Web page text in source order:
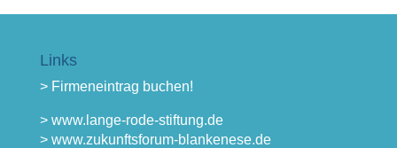
Links
> Firmeneintrag buchen!
> www.lange-rode-stiftung.de
> www.zukunftsforum-blankenese.de